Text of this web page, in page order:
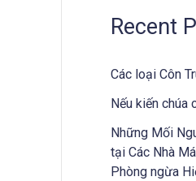
Recent
Các loại Côn
Nếu kiến chúa
Những Mối
tại Các Nhà
Phòng ngừa